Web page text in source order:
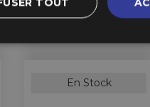
En Stock